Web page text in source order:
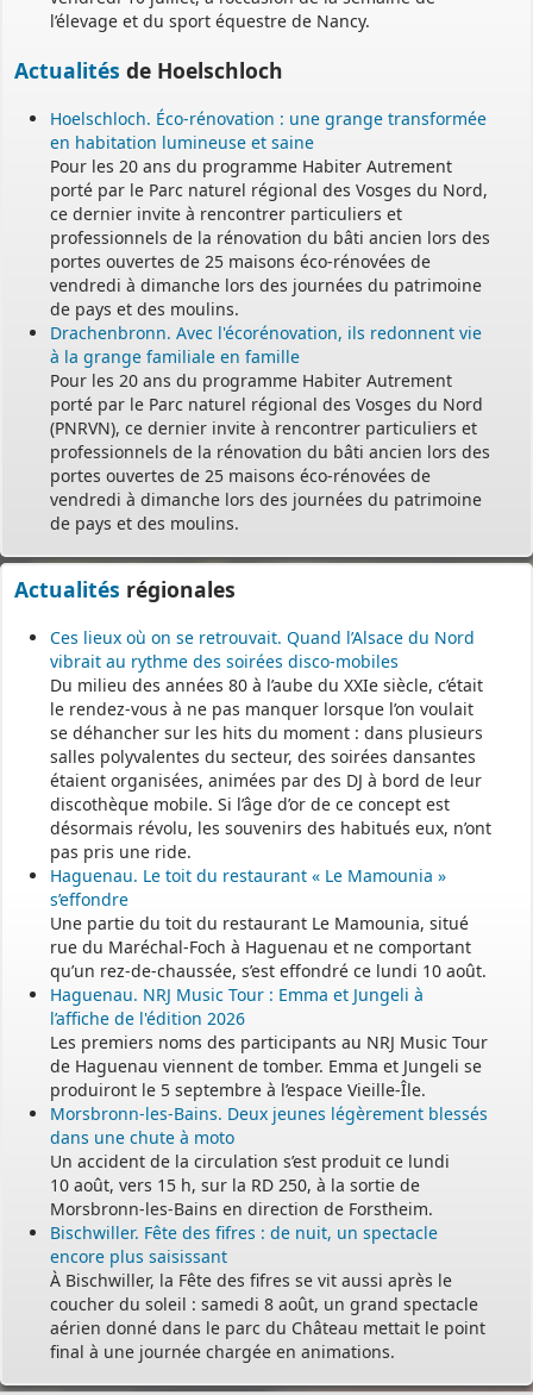
l’élevage et du sport équestre de Nancy.
Actualités de Hoelschloch
Hoelschloch. Éco-rénovation : une grange transformée
en habitation lumineuse et saine
Pour les 20 ans du programme Habiter Autrement
porté par le Parc naturel régional des Vosges du Nord,
ce dernier invite à rencontrer particuliers et
professionnels de la rénovation du bâti ancien lors des
portes ouvertes de 25 maisons éco-rénovées de
vendredi à dimanche lors des journées du patrimoine
de pays et des moulins.
Drachenbronn. Avec l'écorénovation, ils redonnent vie
à la grange familiale en famille
Pour les 20 ans du programme Habiter Autrement
porté par le Parc naturel régional des Vosges du Nord
(PNRVN), ce dernier invite à rencontrer particuliers et
professionnels de la rénovation du bâti ancien lors des
portes ouvertes de 25 maisons éco-rénovées de
vendredi à dimanche lors des journées du patrimoine
de pays et des moulins.
Actualités régionales
Ces lieux où on se retrouvait. Quand l’Alsace du Nord
vibrait au rythme des soirées disco-mobiles
Du milieu des années 80 à l’aube du XXIe siècle, c’était
le rendez-vous à ne pas manquer lorsque l’on voulait
se déhancher sur les hits du moment : dans plusieurs
salles polyvalentes du secteur, des soirées dansantes
étaient organisées, animées par des DJ à bord de leur
discothèque mobile. Si l’âge d’or de ce concept est
désormais révolu, les souvenirs des habitués eux, n’ont
pas pris une ride.
Haguenau. Le toit du restaurant « Le Mamounia »
s’effondre
Une partie du toit du restaurant Le Mamounia, situé
rue du Maréchal-Foch à Haguenau et ne comportant
qu’un rez-de-chaussée, s’est effondré ce lundi 10 août.
Haguenau. NRJ Music Tour : Emma et Jungeli à
l’affiche de l'édition 2026
Les premiers noms des participants au NRJ Music Tour
de Haguenau viennent de tomber. Emma et Jungeli se
produiront le 5 septembre à l’espace Vieille-Île.
Morsbronn-les-Bains. Deux jeunes légèrement blessés
dans une chute à moto
Un accident de la circulation s’est produit ce lundi
10 août, vers 15 h, sur la RD 250, à la sortie de
Morsbronn-les-Bains en direction de Forstheim.
Bischwiller. Fête des fifres : de nuit, un spectacle
encore plus saisissant
À Bischwiller, la Fête des fifres se vit aussi après le
coucher du soleil : samedi 8 août, un grand spectacle
aérien donné dans le parc du Château mettait le point
final à une journée chargée en animations.